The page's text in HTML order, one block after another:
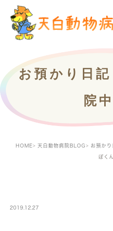
お預かり日
院中
HOME 天白動物病院BLOG お預かり
ぽく
2019.12.27